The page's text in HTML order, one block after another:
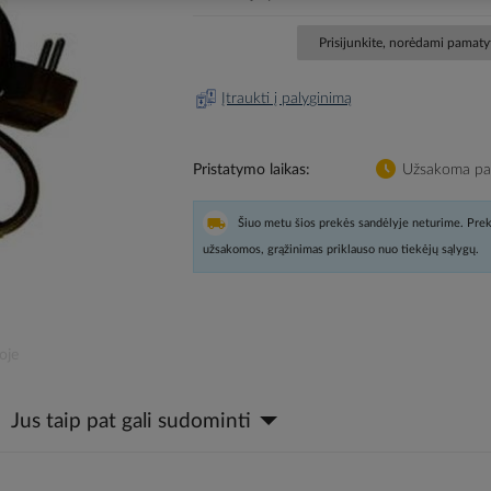
Prisijunkite, norėdami
Įtraukti į palyginimą
Pristatymo laikas Užsakoma
Šiuo metu šios prekės sandėlyje neturime.
užsakomos, grąžinimas priklauso nuo tiekėjų sąlygų.
Jus taip pat gali sudominti